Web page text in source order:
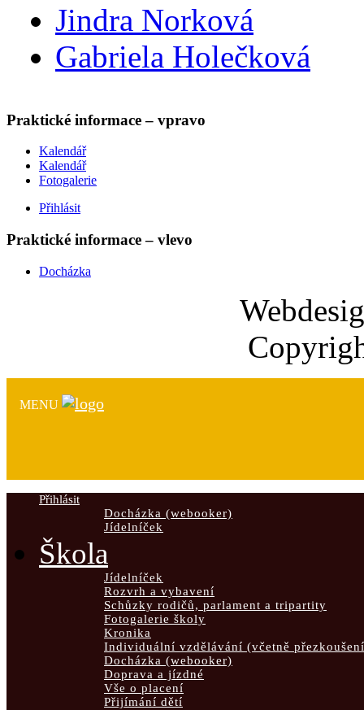
Jindra Norková
Gabriela Holečková
Praktické informace – vpravo
Kalendář
Kalendář
Fotogalerie
Přihlásit
Praktické informace – vlevo
Docházka
MENU
Přihlásit
Docházka (webooker)
Jídelníček
Škola
Jídelníček
Rozvrh a vybavení
Schůzky rodičů, parlament a tripartity
Fotogalerie školy
Kronika
Individuální vzdělávání (včetně
Docházka (webooker)
Doprava a jízdné
Vše o placení
Přijímání dětí